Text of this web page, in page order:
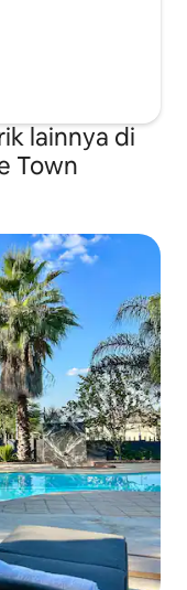
lainnya di
Town